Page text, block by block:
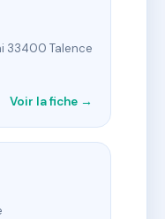
33400 Talence
Voir la fiche →